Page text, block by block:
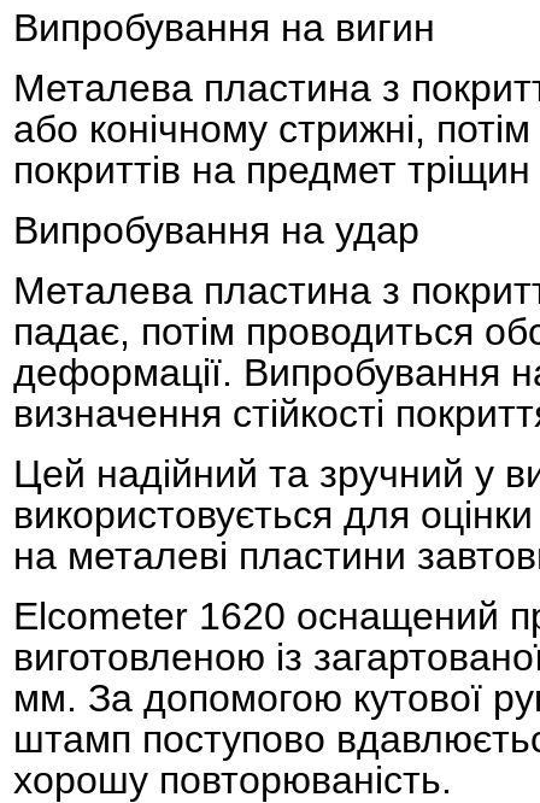
Випробування на вигин
Металева пластина з
або конічному стрижні,
покриттів на предмет
Випробування на удар
Металева пластина з
падає, потім проводиться
деформації. Випробування
визначення стійкості
Цей надійний та зручний у
використовується для
на металеві пластини
Elcometer 1620 оснащений
виготовленою із
мм. За допомогою кутової
штамп поступово
хорошу повторюваність.